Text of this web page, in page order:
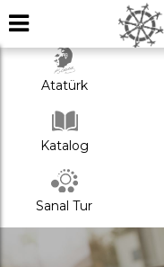
Atatürk
Katalog
Sanal Tur